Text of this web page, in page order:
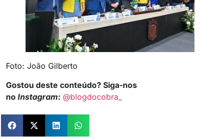
Foto: João Gilberto
Gostou deste conteúdo? Siga-nos
no Instagram: @blogdocobra_